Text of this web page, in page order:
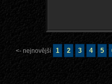
<- nejnovější 1 2 3 4 5